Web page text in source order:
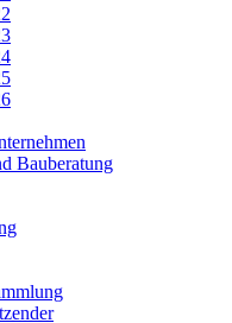
Bauberatung